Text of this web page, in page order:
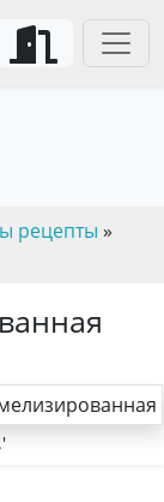
рецепты »